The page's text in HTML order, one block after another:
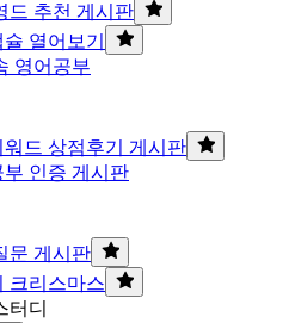
드 추천 게시판
열어보기
영어공부
워드 상점후기 게시판
부 인증 게시판
문 게시판
크리스마스
터디